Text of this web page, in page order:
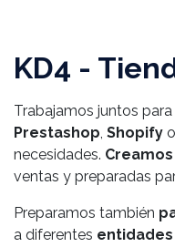
KD4 -
Trabajamos juntos
Prestashop, Shopify o
necesidades. Creamos
ventas y preparadas
Preparamos también
a diferentes